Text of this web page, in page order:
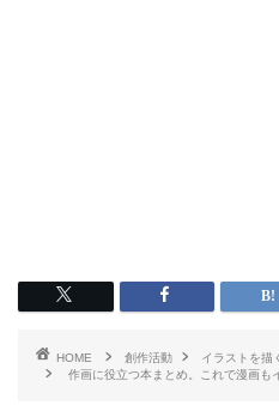
HOME 創作活動
イラストを描く
作画に役立つ本まとめ。これで漫画も